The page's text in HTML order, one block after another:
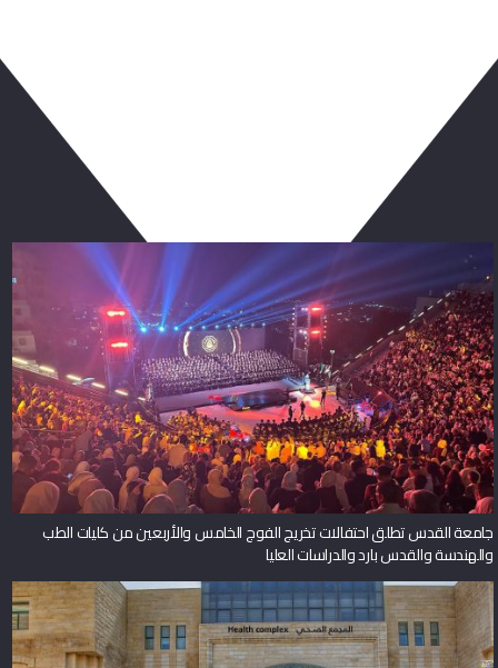
جامعة القدس تطلق احتفالات تخريج الفوج الخامس والأربعين من كليات الطب
والهندسة والقدس بارد والدراسات العليا